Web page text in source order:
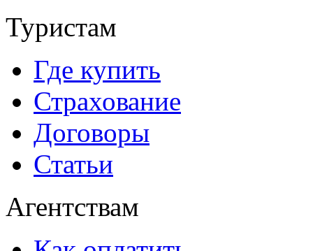
Туристам
Где купить
Страхование
Договоры
Статьи
Агентствам